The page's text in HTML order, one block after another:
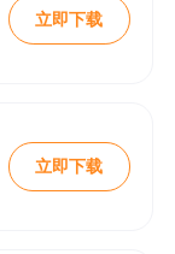
立即下载
立即下载